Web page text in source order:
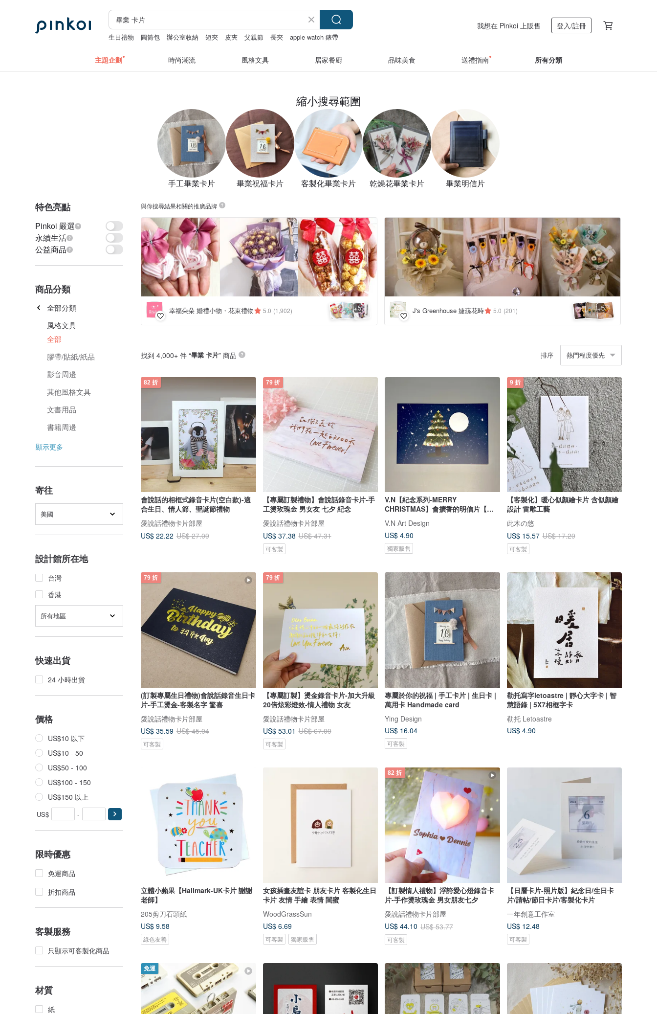
生日禮物 圓筒包 辦公室收納 短夾 皮夾 父親節 長夾 apple watch 錶帶
我想在 Pinkoi 上販售 登入/註冊
主題企劃 時尚潮流 風格文具 居家餐廚 品味美食 送禮指南 所有分類
縮小搜尋範圍
手工畢業卡片 畢業祝福卡片 客製化畢業卡片 乾燥花畢業卡片 畢業明信片
特色亮點
Pinkoi 嚴選
永續生活
公益商品
商品分類
全部分類
風格文具
全部
膠帶/貼紙/紙品
影音周邊
其他風格文具
文書用品
書籍周邊
顯示更多
寄往
美國
設計館所在地
台灣
香港
所有地區
快速出貨
24 小時出貨
價格
US$10 以下
US$10 - 50
US$50 - 100
US$100 - 150
US$150 以上
US$ -
限時優惠
免運商品
折扣商品
客製服務
只顯示可客製化商品
材質
紙
與你搜尋結果相關的推廣品牌
幸福朵朵 婚禮小物・花束禮物 5.0 (1,902) +5 J's Greenhouse 婕蕬花時 5.0 (201) +5
找到 4,000+ 件 “畢業 卡片” 商品 排序 熱門程度優先
82 折
會說話的相框式錄音卡片(空白款)-適
合生日、情人節、聖誕節禮物
愛說話禮物卡片部屋
US$ 22.22 US$ 27.09
79 折
【專屬訂製禮物】會說話錄音卡片-手
工燙玫瑰金 男女友 七夕 紀念
愛說話禮物卡片部屋
US$ 37.38 US$ 47.31
可客製
V.N【紀念系列-MERRY
CHRISTMAS】會擴香的明信片【聖
誕節禮物】
V.N Art Design
US$ 4.90
獨家販售
9 折
【客製化】暖心似顏繪卡片 含似顏繪
設計 雷雕工藝
此木の悠
US$ 15.57 US$ 17.29
可客製
79 折
(訂製專屬生日禮物)會說話錄音生日卡
片-手工燙金-客製名字 驚喜
愛說話禮物卡片部屋
US$ 35.59 US$ 45.04
可客製
79 折
【專屬訂製】燙金錄音卡片-加大升級
20倍炫彩燈效-情人禮物 女友
愛說話禮物卡片部屋
US$ 53.01 US$ 67.09
可客製
專屬於你的祝福 | 手工卡片 | 生日卡 |
萬用卡 Handmade card
Ying Design
US$ 16.04
可客製
勒托寫字letoastre | 靜心大字卡 | 智
慧語錄 | 5X7相框字卡
勒托 Letoastre
US$ 4.90
立體小蘋果【Hallmark-UK卡片 謝謝
老師】
205剪刀石頭紙
US$ 9.58
綠色友善
女孩插畫友誼卡 朋友卡片 客製化生日
卡片 友情 手繪 表情 閨蜜
WoodGrassSun
US$ 6.69
可客製 獨家販售
82 折
【訂製情人禮物】浮誇愛心燈錄音卡
片-手作燙玫瑰金 男女朋友七夕
愛說話禮物卡片部屋
US$ 44.10 US$ 53.77
可客製
【日曆卡片-照片版】紀念日/生日卡
片/請帖/節日卡片/客製化卡片
一年創意工作室
US$ 12.48
可客製
免運